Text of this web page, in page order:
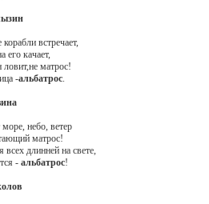
встречает,
его качает,
матрос!
-альбатрос.
небо, ветер
матрос!
всех длинней на свете,
-альбатрос!